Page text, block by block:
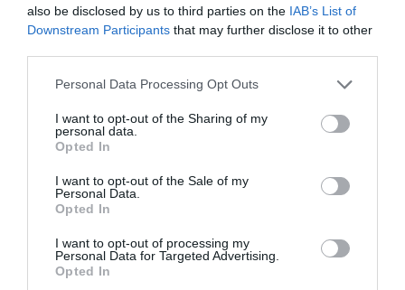
also be disclosed by us to third parties on the IAB’s List of
Downstream Participants that may further disclose it to other
Please note that this website/app uses one or more Google
not limited to your visit or usage behaviour. You may click to
grant or deny consent to Google and its third-party tags to
use your data for below specified purposes in below Google
consent section.
Personal Data Processing Opt Outs
I want to opt-out of the Sharing of my
personal data.
Opted In
I want to opt-out of the Sale of my
Personal Data.
Opted In
I want to opt-out of processing my
Personal Data for Targeted Advertising.
Opted In